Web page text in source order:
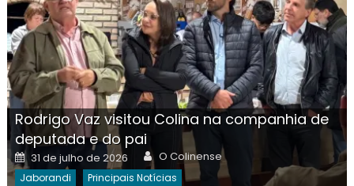
Rodrigo Vaz visitou Colina na companhia de
deputada e do pai
Posted
on
31 de julho de 2026 Author
O Colinense
Jaborandi Principais Notícias